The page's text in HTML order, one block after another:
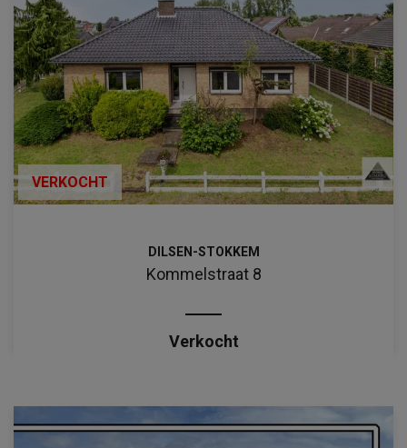
VERKOCHT
DILSEN-STOKKEM
Kommelstraat 8
Verkocht